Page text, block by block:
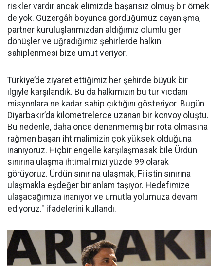
riskler vardır ancak elimizde başarısız olmuş bir örnek
de yok. Güzergâh boyunca gördüğümüz dayanışma,
partner kuruluşlarımızdan aldığımız olumlu geri
dönüşler ve uğradığımız şehirlerde halkın
sahiplenmesi bize umut veriyor.
Türkiye’de ziyaret ettiğimiz her şehirde büyük bir
ilgiyle karşılandık. Bu da halkımızın bu tür vicdani
misyonlara ne kadar sahip çıktığını gösteriyor. Bugün
Diyarbakır’da kilometrelerce uzanan bir konvoy oluştu.
Bu nedenle, daha önce denenmemiş bir rota olmasına
rağmen başarı ihtimalimizin çok yüksek olduğuna
inanıyoruz. Hiçbir engelle karşılaşmasak bile Ürdün
sınırına ulaşma ihtimalimizi yüzde 99 olarak
görüyoruz. Ürdün sınırına ulaşmak, Filistin sınırına
ulaşmakla eşdeğer bir anlam taşıyor. Hedefimize
ulaşacağımıza inanıyor ve umutla yolumuza devam
ediyoruz." ifadelerini kullandı.